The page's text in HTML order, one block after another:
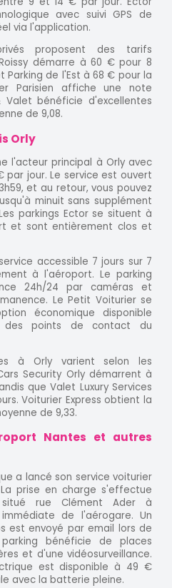
avec suivi GPS de
via l'application.
proposent des tarifs
démarre à 60 € pour 8
Parking de l'Est à 68 € pour la
Parisien affiche une note
Valet bénéficie d'excellentes
de 9,08.
Orly
l'acteur principal à Orly avec
jour. Le service est ouvert
et au retour, vous pouvez
minuit sans supplément
parkings Ector se situent à
et sont entièrement clos et
accessible 7 jours sur 7
à l'aéroport. Le parking
24h/24 par caméras et
Le Petit Voiturier se
économique disponible
des points de contact du
à Orly varient selon les
Security Orly démarrent à
que Valet Luxury Services
Voiturier Express obtient la
de 9,33.
Nantes et autres
a lancé son service voiturier
prise en charge s'effectue
rue Clément Ader à
de l'aérogare. Un
est envoyé par email lors de
bénéficie de places
et d'une vidéosurveillance.
est disponible à 49 €
avec la batterie pleine.